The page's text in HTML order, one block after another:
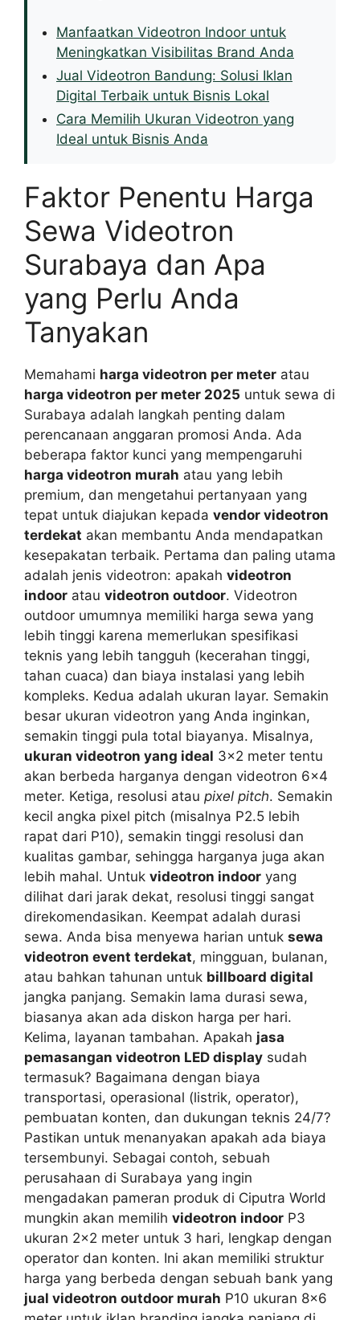
Manfaatkan Videotron Indoor untuk
Meningkatkan Visibilitas Brand Anda
Jual Videotron Bandung: Solusi Iklan
Digital Terbaik untuk Bisnis Lokal
Cara Memilih Ukuran Videotron yang
Ideal untuk Bisnis Anda
Faktor Penentu Harga
Sewa Videotron
Surabaya dan Apa
yang Perlu Anda
Tanyakan
Memahami harga videotron per meter atau
harga videotron per meter 2025 untuk sewa di
Surabaya adalah langkah penting dalam
perencanaan anggaran promosi Anda. Ada
beberapa faktor kunci yang mempengaruhi
harga videotron murah atau yang lebih
premium, dan mengetahui pertanyaan yang
tepat untuk diajukan kepada vendor videotron
terdekat akan membantu Anda mendapatkan
kesepakatan terbaik. Pertama dan paling utama
adalah jenis videotron: apakah videotron
indoor atau videotron outdoor. Videotron
outdoor umumnya memiliki harga sewa yang
lebih tinggi karena memerlukan spesifikasi
teknis yang lebih tangguh (kecerahan tinggi,
tahan cuaca) dan biaya instalasi yang lebih
kompleks. Kedua adalah ukuran layar. Semakin
besar ukuran videotron yang Anda inginkan,
semakin tinggi pula total biayanya. Misalnya,
ukuran videotron yang ideal 3×2 meter tentu
akan berbeda harganya dengan videotron 6×4
meter. Ketiga, resolusi atau pixel pitch. Semakin
kecil angka pixel pitch (misalnya P2.5 lebih
rapat dari P10), semakin tinggi resolusi dan
kualitas gambar, sehingga harganya juga akan
lebih mahal. Untuk videotron indoor yang
dilihat dari jarak dekat, resolusi tinggi sangat
direkomendasikan. Keempat adalah durasi
sewa. Anda bisa menyewa harian untuk sewa
videotron event terdekat, mingguan, bulanan,
atau bahkan tahunan untuk billboard digital
jangka panjang. Semakin lama durasi sewa,
biasanya akan ada diskon harga per hari.
Kelima, layanan tambahan. Apakah jasa
pemasangan videotron LED display sudah
termasuk? Bagaimana dengan biaya
transportasi, operasional (listrik, operator),
pembuatan konten, dan dukungan teknis 24/7?
Pastikan untuk menanyakan apakah ada biaya
tersembunyi. Sebagai contoh, sebuah
perusahaan di Surabaya yang ingin
mengadakan pameran produk di Ciputra World
mungkin akan memilih videotron indoor P3
ukuran 2×2 meter untuk 3 hari, lengkap dengan
operator dan konten. Ini akan memiliki struktur
harga yang berbeda dengan sebuah bank yang
jual videotron outdoor murah P10 ukuran 8×6